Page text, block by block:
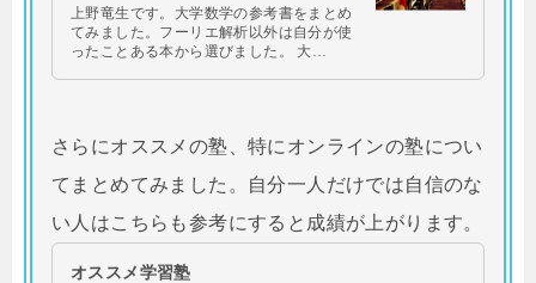
上野竜生です。大学数学の参考書をまとめ
てみました。フーリエ解析以外は自分が使
ったことある本から選びました。 大…
さらにオススメの塾、特にオンラインの塾につい
てまとめてみました。自分一人だけでは自信のな
い人はこちらも参考にすると成績が上がります。
オススメ学習塾